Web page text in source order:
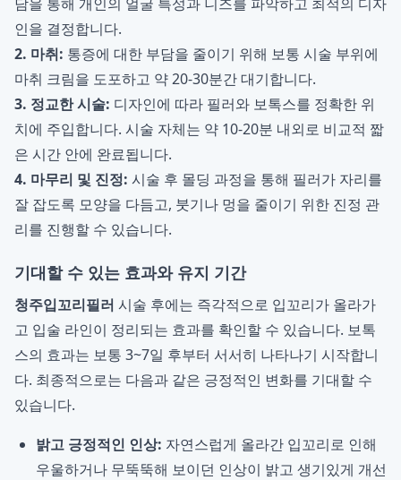
인을 결정합니다.
2. 마취: 통증에 대한 부담을 줄이기 위해 보통 시술 부위에
마취 크림을 도포하고 약 20-30분간 대기합니다.
3. 정교한 시술: 디자인에 따라 필러와 보톡스를 정확한 위
치에 주입합니다. 시술 자체는 약 10-20분 내외로 비교적 짧
은 시간 안에 완료됩니다.
4. 마무리 및 진정: 시술 후 몰딩 과정을 통해 필러가 자리를
잘 잡도록 모양을 다듬고, 붓기나 멍을 줄이기 위한 진정 관
리를 진행할 수 있습니다.
기대할 수 있는 효과와 유지 기간
청주입꼬리필러 시술 후에는 즉각적으로 입꼬리가 올라가
고 입술 라인이 정리되는 효과를 확인할 수 있습니다. 보톡
스의 효과는 보통 3~7일 후부터 서서히 나타나기 시작합니
다. 최종적으로는 다음과 같은 긍정적인 변화를 기대할 수
있습니다.
밝고 긍정적인 인상: 자연스럽게 올라간 입꼬리로 인해
우울하거나 무뚝뚝해 보이던 인상이 밝고 생기있게 개선